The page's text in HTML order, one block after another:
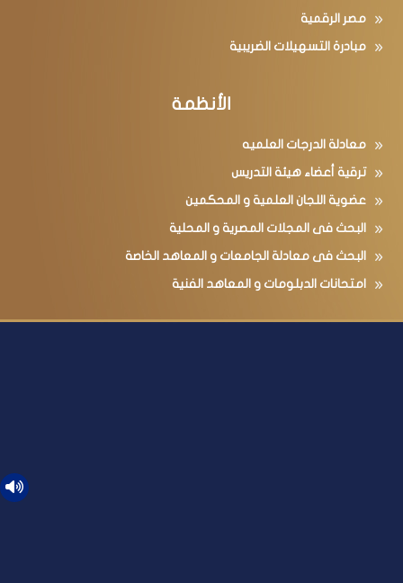
مصر الرقمية
مبادرة التسهيلات الضريبية
الأنظمة
معادلة الدرجات العلميه
ترقية أعضاء هيئة التدريس
عضوية اللجان العلمية و المحكمين
البحث فى المجلات المصرية و المحلية
البحث فى معادلة الجامعات و المعاهد الخاصة
امتحانات الدبلومات و المعاهد الفنية